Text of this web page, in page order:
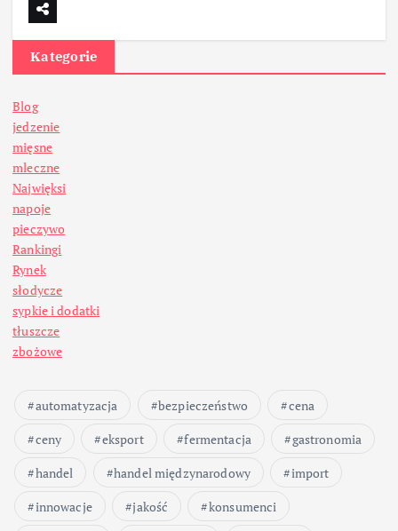
Kategorie
Blog
jedzenie
mięsne
mleczne
Najwięksi
napoje
pieczywo
Rankingi
Rynek
słodycze
sypkie i dodatki
tłuszcze
zbożowe
automatyzacja bezpieczeństwo
cena
ceny
eksport fermentacja
gastronomia
handel
handel międzynarodowy
import
innowacje
jakość
konsumenci